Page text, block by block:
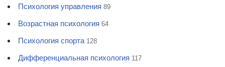
Психология управления 89
Возрастная психология 64
Психология спорта 128
Дифференциальная психология 117